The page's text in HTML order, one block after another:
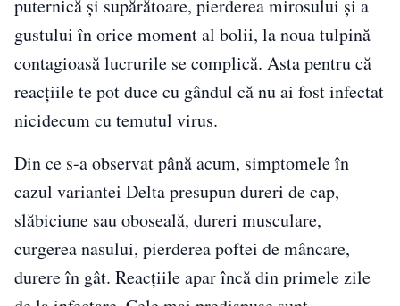
puternică și supărătoare, pierderea mirosului și a
gustului în orice moment al bolii, la noua tulpină
contagioasă lucrurile se complică. Asta pentru că
reacțiile te pot duce cu gândul că nu ai fost infectat
nicidecum cu temutul virus.
Din ce s-a observat până acum, simptomele în
cazul variantei Delta presupun dureri de cap,
slăbiciune sau oboseală, dureri musculare,
curgerea nasului, pierderea poftei de mâncare,
durere în gât. Reacțiile apar încă din primele zile